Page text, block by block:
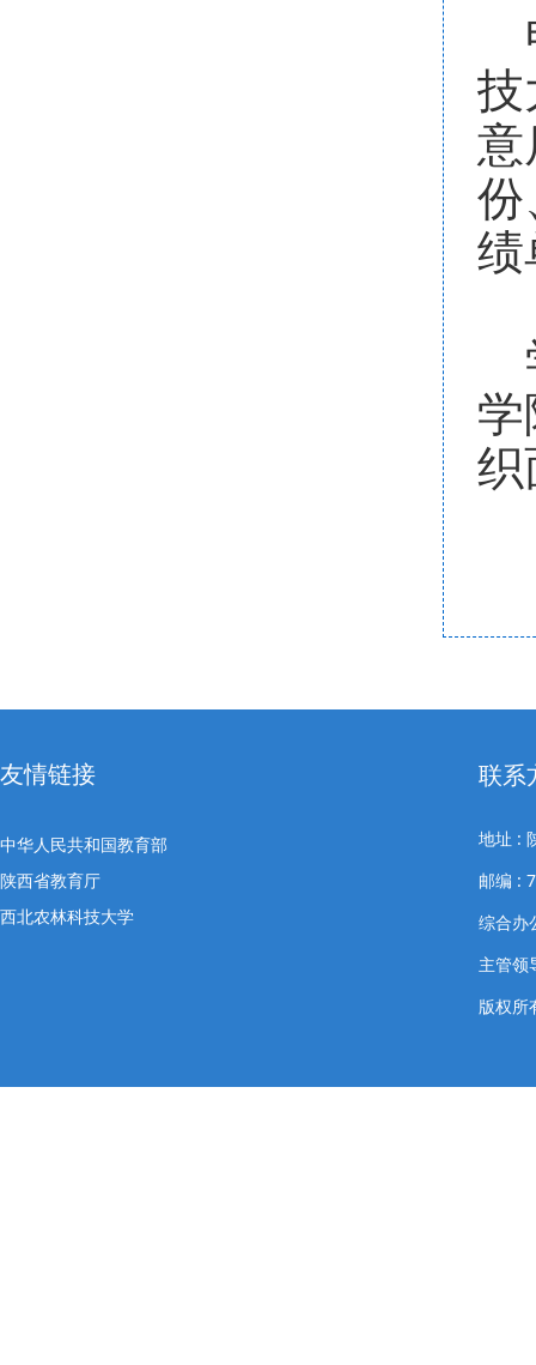
友情链接
中华人民共和国教育部
陕西省教育厅
西北农林科技大学
联系
地址 :
邮编 :
综合办
主管
版权